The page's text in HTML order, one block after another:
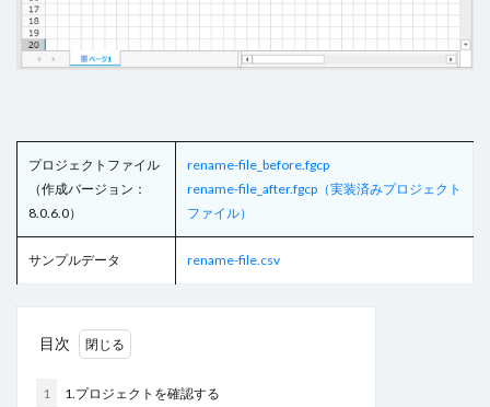
プロジェクトファイル
（作成バージョン：
8.0.6.0）
rename-file_before.fgcp
rename-file_after.fgcp（実装済みプロジェクト
ファイル）
サンプルデータ rename-file.csv
目次
1 1.プロジェクトを確認する
パラメーター
ピボットテーブル
ビュー
ページナビゲーション
ページロード時のコマンド
ページロード時の取得レコード数
ページ遷移
メッセージの表示
メニュー
リストビューの操作
レコードナビゲーション
レポートのエクスポート